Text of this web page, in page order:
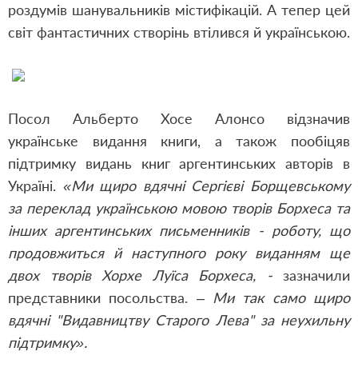
роздумів шанувальників містифікацій. А тепер цей
світ фантастичних створінь втілився й українською.
Посол Альберто Хосе Алонсо відзначив
українське видання книги, а також пообіцяв
підтримку видань книг аргентинських авторів в
Україні. «Ми щиро вдячні Сергієві Борщевському
за переклад українською мовою творів Борхеса та
інших аргентинських письменників - роботу, що
продовжиться й наступного року виданням ще
двох творів Хорхе Луїса Борхеса, - зазначили
представники посольства. – Ми так само щиро
вдячні "Видавництву Старого Лева" за неухильну
підтримку».